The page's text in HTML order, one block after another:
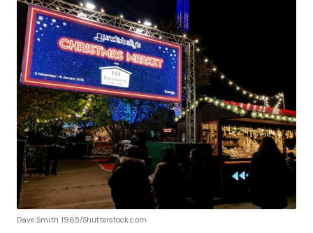
Dave Smith 1965/Shutterstock.com